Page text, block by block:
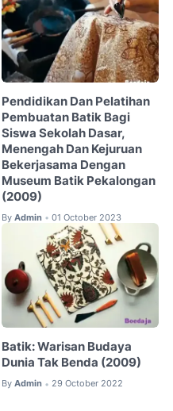
Pendidikan Dan Pelatihan
Pembuatan Batik Bagi
Siswa Sekolah Dasar,
Menengah Dan Kejuruan
Bekerjasama Dengan
Museum Batik Pekalongan
(2009)
By Admin • 01 October 2023
Batik: Warisan Budaya
Dunia Tak Benda (2009)
By Admin • 29 October 2022